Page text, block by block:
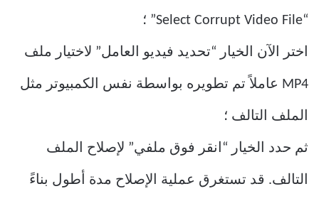
“Select Corrupt Video File” ؛
اختر الآن الخيار “تحديد فيديو العامل” لاختيار ملف
MP4 عاملاً تم تطويره بواسطة نفس الكمبيوتر مثل
الملف التالف ؛
ثم حدد الخيار “انقر فوق ملفي” لإصلاح الملف
التالف. قد تستغرق عملية الإصلاح مدة أطول بناءً